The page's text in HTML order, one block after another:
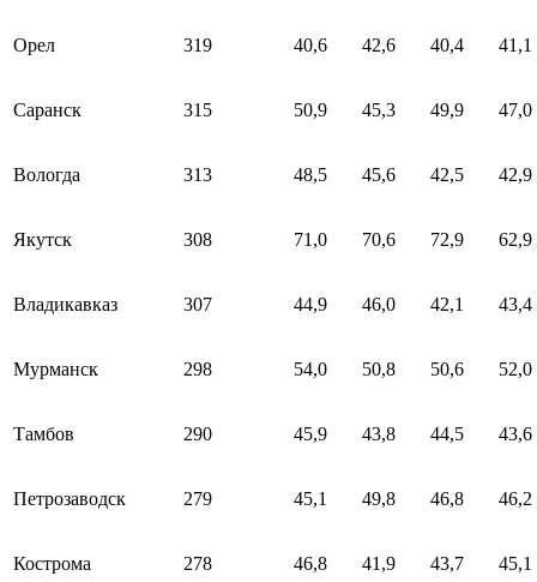
Орел 319 40,6 42,6 40,4 41,1
Саранск 315 50,9 45,3 49,9 47,0
Вологда 313 48,5 45,6 42,5 42,9
Якутск 308 71,0 70,6 72,9 62,9
Владикавказ 307 44,9 46,0 42,1 43,4
Мурманск 298 54,0 50,8 50,6 52,0
Тамбов 290 45,9 43,8 44,5 43,6
Петрозаводск 279 45,1 49,8 46,8 46,2
Кострома 278 46,8 41,9 43,7 45,1